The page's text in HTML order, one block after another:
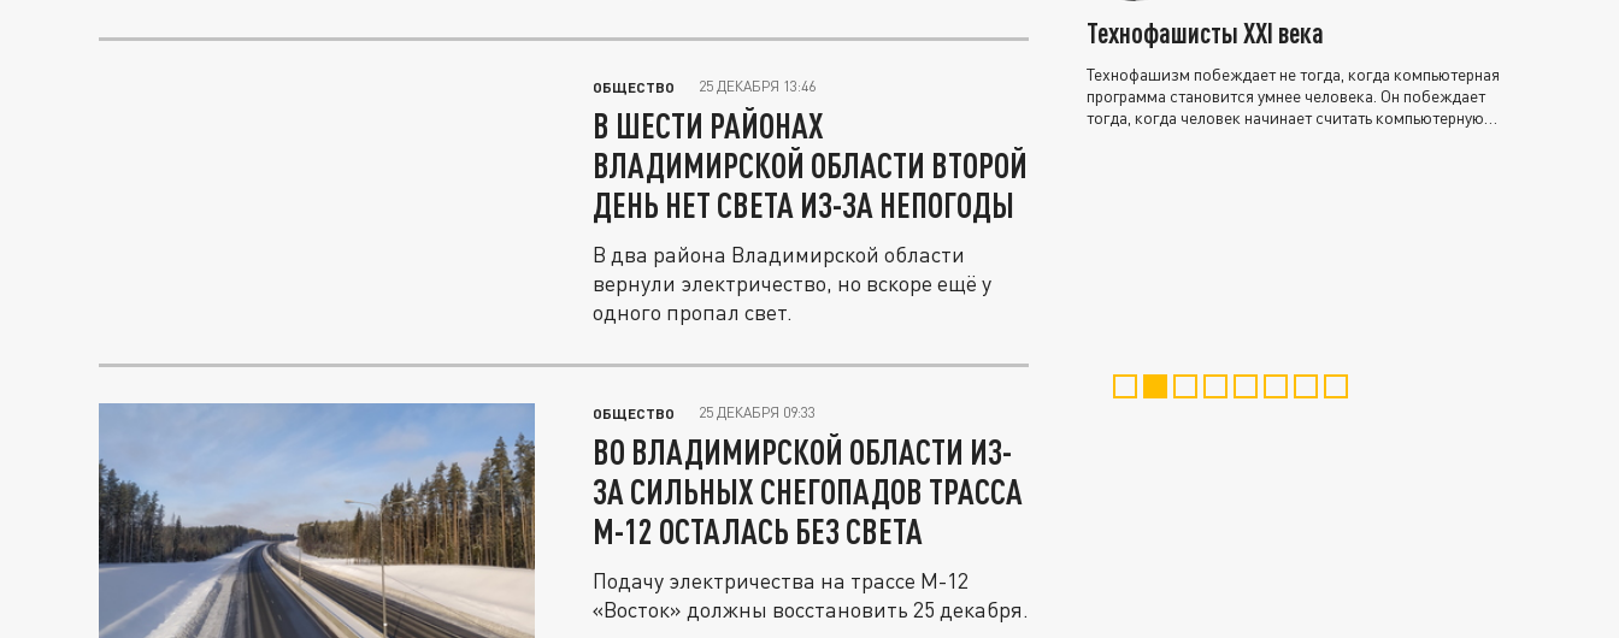
ОБЩЕСТВО 25 ДЕКАБРЯ 13:46
В ШЕСТИ РАЙОНАХ
ВЛАДИМИРСКОЙ ОБЛАСТИ ВТОРОЙ
ДЕНЬ НЕТ СВЕТА ИЗ-ЗА НЕПОГОДЫ
В два района Владимирской области
вернули электричество, но вскоре ещё у
одного пропал свет.
ОБЩЕСТВО 25 ДЕКАБРЯ 09:33
ВО ВЛАДИМИРСКОЙ ОБЛАСТИ ИЗ-
ЗА СИЛЬНЫХ СНЕГОПАДОВ ТРАССА
М-12 ОСТАЛАСЬ БЕЗ СВЕТА
Подачу электричества на трассе М-12
«Восток» должны восстановить 25 декабря.
Технофашисты XXI века
Технофашизм побеждает не тогда, когда компьютерная
программа становится умнее человека. Он побеждает
тогда, когда человек начинает считать компьютерную